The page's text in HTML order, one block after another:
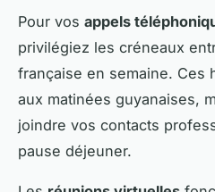
Pour vos appels
privilégiez les créneaux
française en semaine. Ces
aux matinées guyanaises,
joindre vos contacts
pause déjeuner.